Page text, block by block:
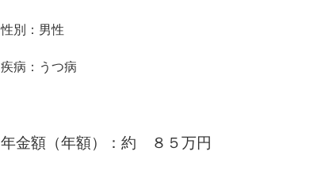
性別：男性
疾病：うつ病
年金額（年額）： 約 ８５万円